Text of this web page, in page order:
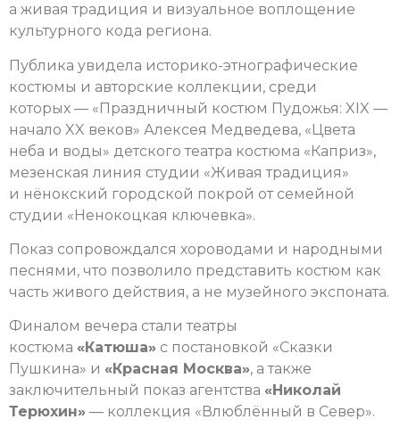
а живая традиция и визуальное воплощение
культурного кода региона.
Публика увидела историко-этнографические
костюмы и авторские коллекции, среди
которых — «Праздничный костюм Пудожья: XIX —
начало XX веков» Алексея Медведева, «Цвета
неба и воды» детского театра костюма «Каприз»,
мезенская линия студии «Живая традиция»
и нёнокский городской покрой от семейной
студии «Ненокоцкая ключевка».
Показ сопровождался хороводами и народными
песнями, что позволило представить костюм как
часть живого действия, а не музейного экспоната.
Финалом вечера стали театры
костюма «Катюша» с постановкой «Сказки
Пушкина» и «Красная Москва», а также
заключительный показ агентства «Николай
Терюхин» — коллекция «Влюблённый в Север».